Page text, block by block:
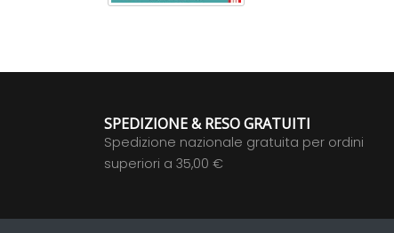
SPEDIZIONE & RESO GRATUITI
Spedizione nazionale gratuita per ordini
superiori a 35,00 €